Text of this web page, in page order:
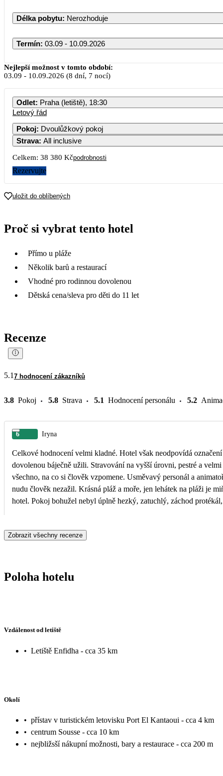
Délka pobytu: Nerozhoduje
Termín: 03.09 - 10.09.2026
Září 2026
PO ÚT ST ČT PÁ SO
19 190
Nejlepší možnost v tomto období:
03.09 - 10.09.2026 (8 dní, 7 nocí)
Odlet: Praha (letiště), 18:30
Letový řád
Pokoj: Dvoulůžkový pokoj
Strava: All inclusive
Celkem: 38 380 Kčpodrobnosti
Rezervujte
uložit do oblíbených
Proč si vybrat tento hotel
Přímo u pláže
Několik barů a restaurací
Vhodné pro rodinnou dovolenou
Dětská cena/sleva pro děti do 11 let
Recenze
5.1 7 hodnocení zákazníků
3.8 Pokoj 5.8 Strava 5.1 Hodnocení personálu 5.2
6 Iryna
Celkové hodnocení velmi kladné. Hotel však neodpovídá
dovolenou báječně užili. Stravování na vyšší úrovni, pestré a
všechno, na co si člověk vzpomene. Usměvavý personál a
nudu člověk nezažil. Krásná pláž a moře, jen lehátek na pláži je
hotel. Pokoj bohužel nebyl úplně hezký, zatuchlý, záchod
Zobrazit všechny recenze
Poloha hotelu
Vzdálenost od letiště
• Letiště Enfidha - cca 35 km
Okolí
• přístav v turistickém letovisku Port El Kantaoui - cca 4 km
• centrum Sousse - cca 10 km
• nejbližsší nákupní možnosti, bary a restaurace - cca 200 m